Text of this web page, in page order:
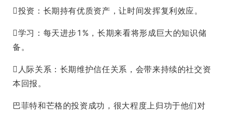
投资：长期持有优质资产，让时间发挥复利效应。
学习：每天进步1%，长期来看将形成巨大的知识储
备。
人际关系：长期维护信任关系，会带来持续的社交资
本回报。
巴菲特和芒格的投资成功，很大程度上归功于他们对